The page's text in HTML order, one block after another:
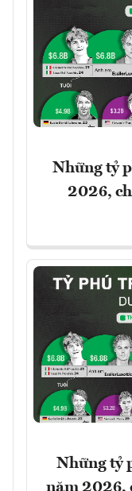
Những tỷ
2026,
Những tỷ
năm 2026,